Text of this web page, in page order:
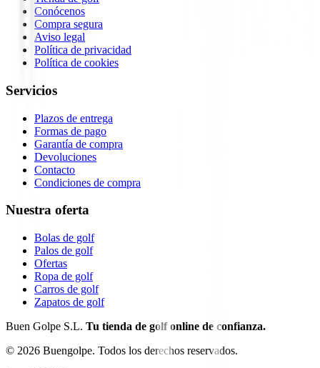
Conócenos
Compra segura
Aviso legal
Política de privacidad
Política de cookies
Servicios
Plazos de entrega
Formas de pago
Garantía de compra
Devoluciones
Contacto
Condiciones de compra
Nuestra oferta
Bolas de golf
Palos de golf
Ofertas
Ropa de golf
Carros de golf
Zapatos de golf
Buen Golpe S.L. Tu tienda de golf online de confianza.
© 2026 Buengolpe. Todos los derechos reservados.